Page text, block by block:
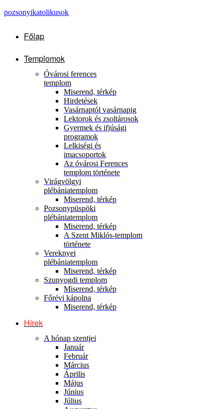
pozsonyikatolikusok
Főlap
Templomok
Óvárosi ferences
templom
Miserend, térkép
Hirdetések
Vasárnaptól vasárnapig
Lektorok és zsoltárosok
Gyermek és ifjúsági
programok
Lelkiségi és
imacsoportok
Az óvárosi Ferences
templom története
Virágvölgyi
plébániatemplom
Miserend, térkép
Pozsonypüspöki
plébániatemplom
Miserend, térkép
A Szent Miklós-templom
története
Vereknyei
plébániatemplom
Miserend, térkép
Szunyogdi templom
Miserend, térkép
Főrévi kápolna
Miserend, térkép
Hírek
A hónap szentjei
Január
Február
Március
Április
Május
Június
Július